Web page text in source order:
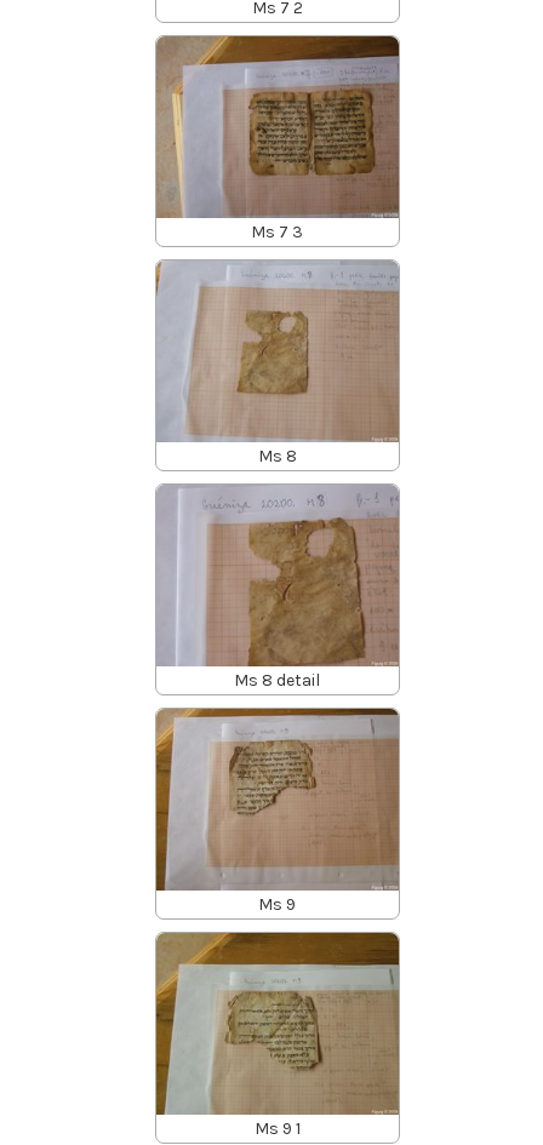
Ms 7 2
Ms 7 3
Ms 8
Ms 8 detail
Ms 9
Ms 9 1